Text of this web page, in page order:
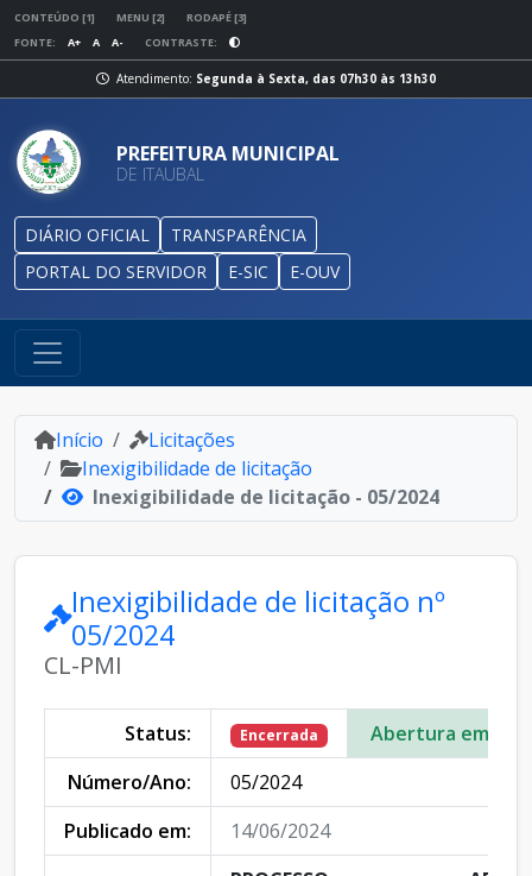
CONTEÚDO [1] MENU [2]
RODAPÉ [3]
FONTE:
A+ A A- CONTRASTE:
Atendimento: Segunda à Sexta, das 07h30 às 13h30
PREFEITURA MUNICIPAL
DE ITAUBAL
DIÁRIO OFICIAL
TRANSPARÊNCIA
PORTAL DO SERVIDOR
E-SIC E-OUV
Início
Licitações
Inexigibilidade de licitação
Inexigibilidade de licitação - 05/2024
Inexigibilidade de licitação nº
05/2024
CL-PMI
Status: Encerrada
Abertura em:
Número/Ano:
05/2024
Publicado em:
14/06/2024